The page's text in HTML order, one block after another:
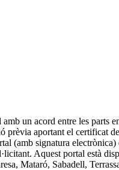
un acord entre les parts
prèvia aportant el certificat
(amb signatura electrònica)
Aquest portal està
Mataró, Sabadell,